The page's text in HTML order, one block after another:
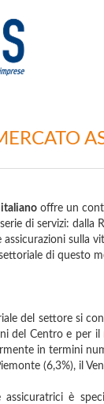
offre un
di servizi: dalla
assicurazioni sulla
di questo
del settore si
del Centro e per
in termini
(6,3%), il
assicuratrici è